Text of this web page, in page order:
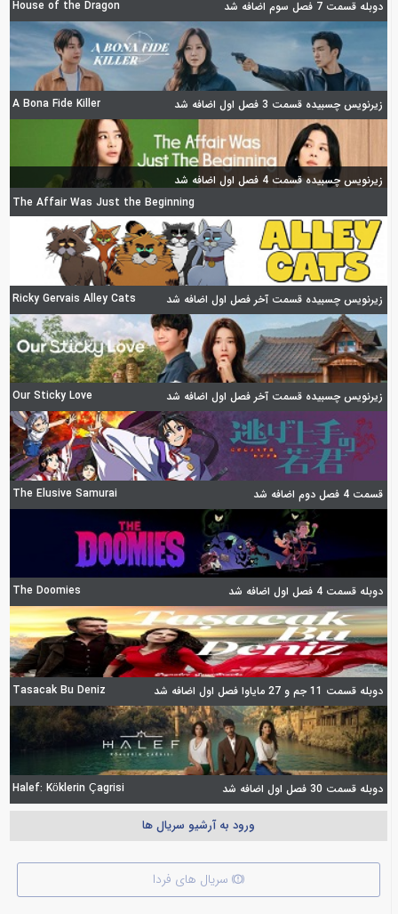
دوبله قسمت 7 فصل سوم اضافه شد House of the Dragon
زیرنویس چسبیده قسمت 3 فصل اول اضافه شد A Bona Fide Killer
زیرنویس چسبیده قسمت 4 فصل اول اضافه شد
The Affair Was Just the Beginning
زیرنویس چسبیده قسمت آخر فصل اول اضافه شد Ricky Gervais Alley Cats
زیرنویس چسبیده قسمت آخر فصل اول اضافه شد Our Sticky Love
قسمت 4 فصل دوم اضافه شد The Elusive Samurai
دوبله قسمت 4 فصل اول اضافه شد The Doomies
دوبله قسمت 11 جم و 27 مایاوا فصل اول اضافه شد Tasacak Bu Deniz
دوبله قسمت 30 فصل اول اضافه شد Halef: Köklerin Çagrisi
ورود به آرشیو سریال ها
سریال های فردا